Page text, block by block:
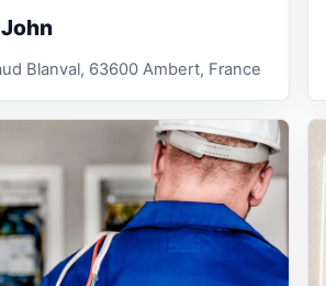
Blanval, 63600 Ambert, France